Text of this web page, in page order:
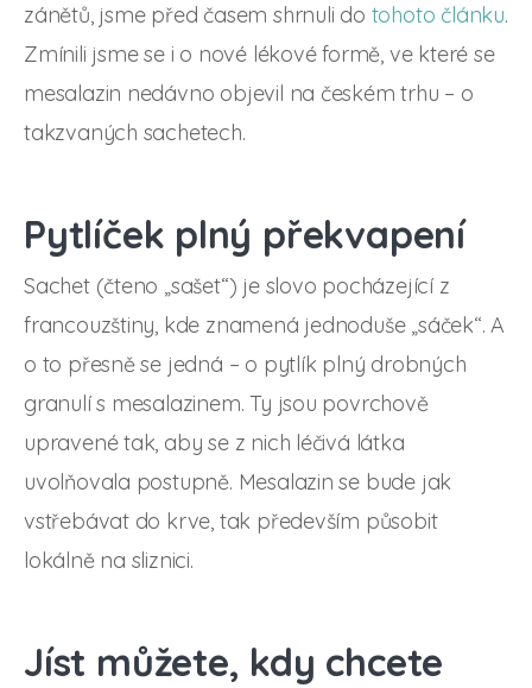
zánětů, jsme před časem shrnuli do tohoto článku.
Zmínili jsme se i o nové lékové formě, ve které se
mesalazin nedávno objevil na českém trhu – o
takzvaných sachetech.
Pytlíček plný překvapení
Sachet (čteno „sašet“) je slovo pocházející z
francouzštiny, kde znamená jednoduše „sáček“. A
o to přesně se jedná – o pytlík plný drobných
granulí s mesalazinem. Ty jsou povrchově
upravené tak, aby se z nich léčivá látka
uvolňovala postupně. Mesalazin se bude jak
vstřebávat do krve, tak především působit
lokálně na sliznici.
Jíst můžete, kdy chcete